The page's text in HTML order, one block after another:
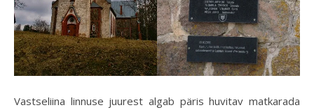
Vastseliina linnuse juurest algab päris huvitav matkarada